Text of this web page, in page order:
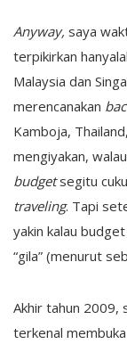
Anyway, saya
terpikirkan
Malaysia dan
merencanakan
Kamboja,
mengiyakan,
budgetsegitu
traveling. Tapi
yakin kalau
“gila” (menurut
Akhir tahun 2009,
terkenal